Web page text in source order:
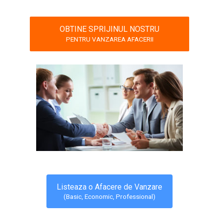
OBTINE SPRIJINUL NOSTRU
PENTRU VANZAREA AFACERII
Listeaza o Afacere de Vanzare
(Basic, Economic, Professional)